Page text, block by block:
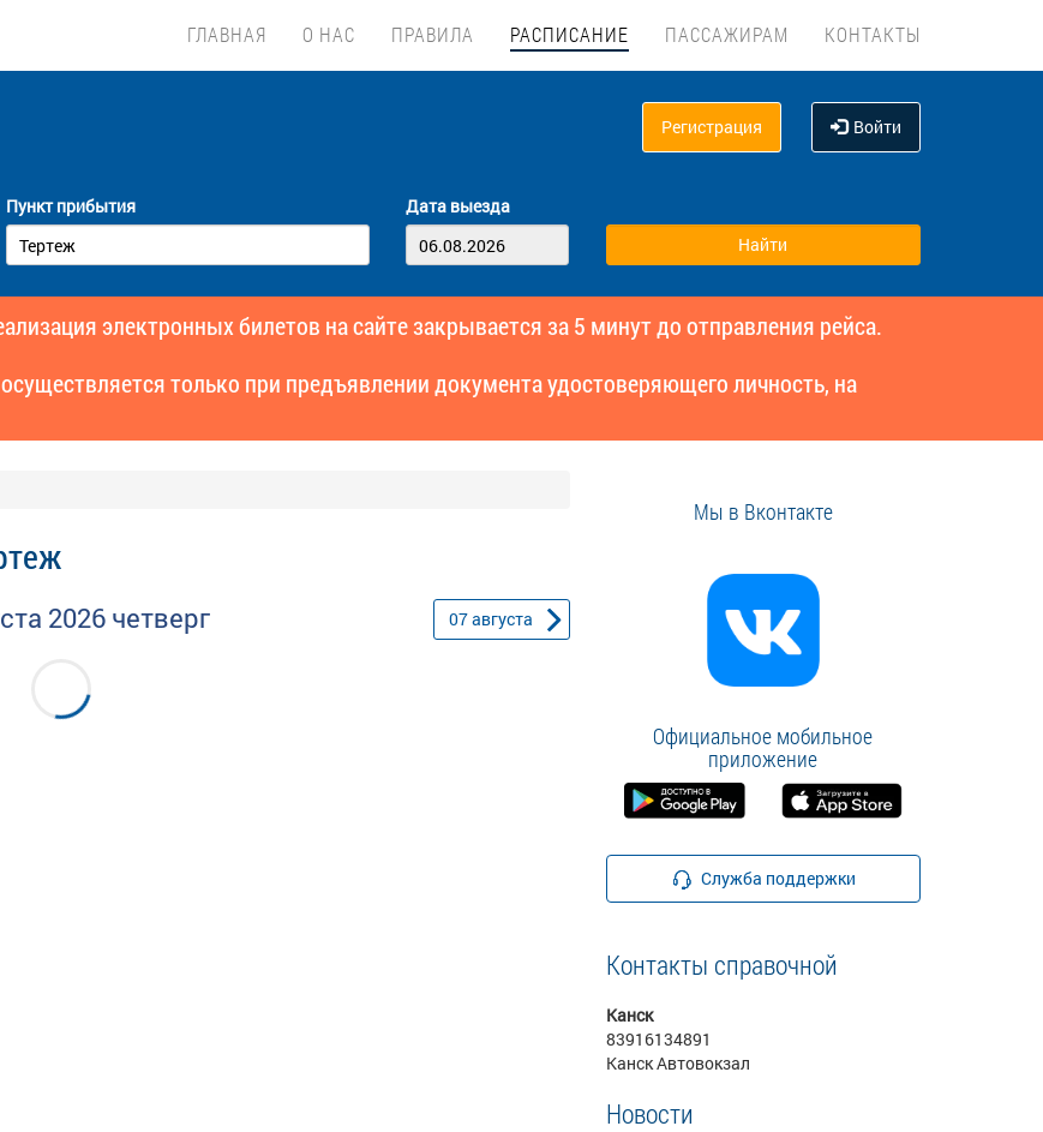
ГЛАВНАЯ О НАС ПРАВИЛА РАСПИСАНИЕ ПАССАЖИРАМ КОНТАКТЫ
Регистрация Войти
Пункт прибытия Дата выезда
электронных билетов на сайте закрывается за 5 минут до отправления рейса.
только при предъявлении документа удостоверяющего личность, на
2026 четверг 07августа
Мы в Вконтакте
Официальное мобильное
приложение
Служба поддержки
Контакты справочной
Канск
83916134891
Канск Автовокзал
Новости